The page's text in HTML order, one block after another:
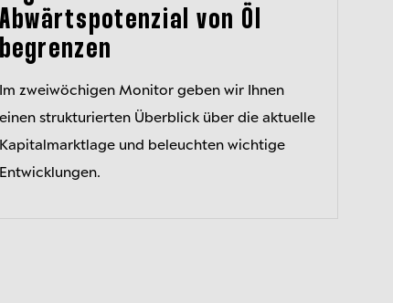
Abwärtspotenzial von Öl
begrenzen
Im zweiwöchigen Monitor geben wir Ihnen
einen strukturierten Überblick über die aktuelle
Kapitalmarktlage und beleuchten wichtige
Entwicklungen.